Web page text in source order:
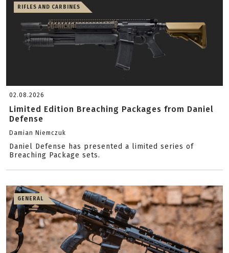
RIFLES AND CARBINES
02.08.2026
Limited Edition Breaching Packages from Daniel
Defense
Damian Niemczuk
Daniel Defense has presented a limited series of
Breaching Package sets.
GENERAL